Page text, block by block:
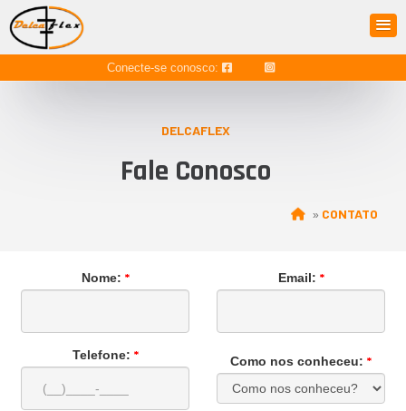
Conecte-se conosco:
DELCAFLEX
Fale Conosco
» CONTATO
Nome: * Email: *
Telefone: * Como nos conheceu: *